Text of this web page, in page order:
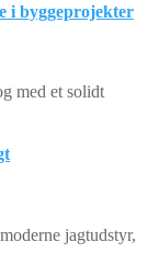
i byggeprojekter
med et solidt
jagtudstyr,